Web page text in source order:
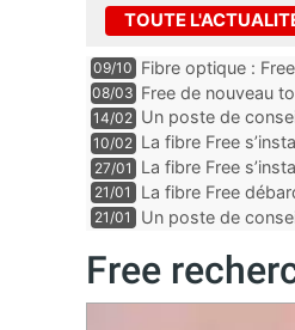
TOUTE
09/10 Fibre optique :
08/03 Free de nouveau
14/02 Un poste de
département de la
10/02 La fibre Free
27/01 La fibre Free
21/01 La fibre Free
21/01
Un poste de
Free